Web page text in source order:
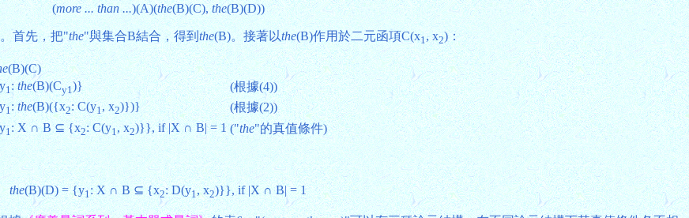
(more ... than ...)(A)(the(B)(C),the(B)(D))
首先，把"the"與集合B結合，得到the(B)。接著以the(B)作用於二元函項C(x1, x2)：
(B)(C)
1:the(B)(Cy1)}
(根據(4))
1:the(B)({x2: C(y1, x2)})}
(根據(2))
1: X ∩ B ⊆ {x2: C(y1, x2)}}, if |X ∩ B| = 1 ("the"的真值條件)
the(B)(D) = {y1: X ∩ B ⊆ {x2: D(y1, x2)}}, if |X ∩ B| = 1